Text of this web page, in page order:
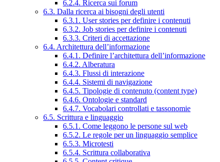
6.2.4. Ricerca sui forum
6.3. Dalla ricerca ai bisogni degli utenti
6.3.1. User stories per definire i contenuti
6.3.2. Job stories per definire i contenuti
6.3.3. Criteri di accettazione
6.4. Architettura dell’informazione
6.4.1. Definire l’architettura dell’informazione
6.4.2. Alberatura
6.4.3. Flussi di interazione
6.4.4. Sistemi di navigazione
6.4.5. Tipologie di contenuto (content type)
6.4.6. Ontologie e standard
6.4.7. Vocabolari controllati e tassonomie
6.5. Scrittura e linguaggio
6.5.1. Come leggono le persone sul web
6.5.2. Le regole per un linguaggio semplice
6.5.3. Microtesti
6.5.4. Scrittura collaborativa